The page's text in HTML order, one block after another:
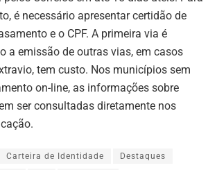
é necessário apresentar certidão de
e o CPF. A primeira via é
a emissão de outras vias, em casos
tem custo. Nos municípios sem
on-line, as informações sobre
ser consultadas diretamente nos
Carteira de Identidade Destaques